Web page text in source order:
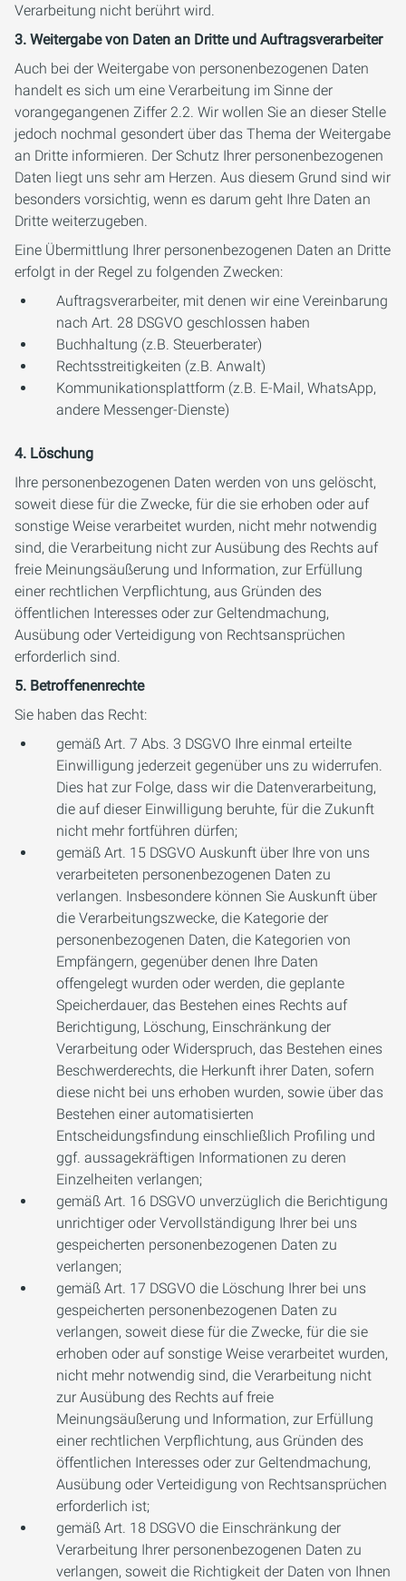
Verarbeitung nicht berührt wird.
3. Weitergabe von Daten an Dritte und Auftragsverarbeiter
Auch bei der Weitergabe von personenbezogenen Daten
handelt es sich um eine Verarbeitung im Sinne der
vorangegangenen Ziffer 2.2. Wir wollen Sie an dieser Stelle
jedoch nochmal gesondert über das Thema der Weitergabe
an Dritte informieren. Der Schutz Ihrer personenbezogenen
Daten liegt uns sehr am Herzen. Aus diesem Grund sind wir
besonders vorsichtig, wenn es darum geht Ihre Daten an
Dritte weiterzugeben.
Eine Übermittlung Ihrer personenbezogenen Daten an Dritte
erfolgt in der Regel zu folgenden Zwecken:
Auftragsverarbeiter, mit denen wir eine Vereinbarung
nach Art. 28 DSGVO geschlossen haben
Buchhaltung (z.B. Steuerberater)
Rechtsstreitigkeiten (z.B. Anwalt)
Kommunikationsplattform (z.B. E-Mail, WhatsApp,
andere Messenger-Dienste)
4. Löschung
Ihre personenbezogenen Daten werden von uns gelöscht,
soweit diese für die Zwecke, für die sie erhoben oder auf
sonstige Weise verarbeitet wurden, nicht mehr notwendig
sind, die Verarbeitung nicht zur Ausübung des Rechts auf
freie Meinungsäußerung und Information, zur Erfüllung
einer rechtlichen Verpflichtung, aus Gründen des
öffentlichen Interesses oder zur Geltendmachung,
Ausübung oder Verteidigung von Rechtsansprüchen
erforderlich sind.
5. Betroffenenrechte
Sie haben das Recht:
gemäß Art. 7 Abs. 3 DSGVO Ihre einmal erteilte
Einwilligung jederzeit gegenüber uns zu widerrufen.
Dies hat zur Folge, dass wir die Datenverarbeitung,
die auf dieser Einwilligung beruhte, für die Zukunft
nicht mehr fortführen dürfen;
gemäß Art. 15 DSGVO Auskunft über Ihre von uns
verarbeiteten personenbezogenen Daten zu
verlangen. Insbesondere können Sie Auskunft über
die Verarbeitungszwecke, die Kategorie der
personenbezogenen Daten, die Kategorien von
Empfängern, gegenüber denen Ihre Daten
offengelegt wurden oder werden, die geplante
Speicherdauer, das Bestehen eines Rechts auf
Berichtigung, Löschung, Einschränkung der
Verarbeitung oder Widerspruch, das Bestehen eines
Beschwerderechts, die Herkunft ihrer Daten, sofern
diese nicht bei uns erhoben wurden, sowie über das
Bestehen einer automatisierten
Entscheidungsfindung einschließlich Profiling und
ggf. aussagekräftigen Informationen zu deren
Einzelheiten verlangen;
gemäß Art. 16 DSGVO unverzüglich die Berichtigung
unrichtiger oder Vervollständigung Ihrer bei uns
gespeicherten personenbezogenen Daten zu
verlangen;
gemäß Art. 17 DSGVO die Löschung Ihrer bei uns
gespeicherten personenbezogenen Daten zu
verlangen, soweit diese für die Zwecke, für die sie
erhoben oder auf sonstige Weise verarbeitet wurden,
nicht mehr notwendig sind, die Verarbeitung nicht
zur Ausübung des Rechts auf freie
Meinungsäußerung und Information, zur Erfüllung
einer rechtlichen Verpflichtung, aus Gründen des
öffentlichen Interesses oder zur Geltendmachung,
Ausübung oder Verteidigung von Rechtsansprüchen
erforderlich ist;
gemäß Art. 18 DSGVO die Einschränkung der
Verarbeitung Ihrer personenbezogenen Daten zu
verlangen, soweit die Richtigkeit der Daten von Ihnen